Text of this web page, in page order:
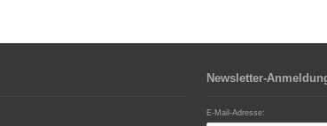
Newsletter-
E-Mail-Adresse: